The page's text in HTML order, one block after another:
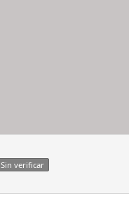
Sin verificar